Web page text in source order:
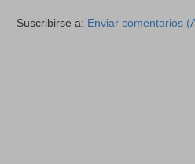
Suscribirse a: Enviar comentarios